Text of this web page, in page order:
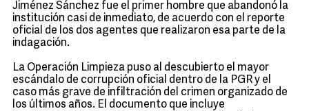
Jiménez Sánchez fue el primer hombre que abandonó la
institución casi de inmediato, de acuerdo con el reporte
oficial de los dos agentes que realizaron esa parte de la
indagación.
La Operación Limpieza puso al descubierto el mayor
escándalo de corrupción oficial dentro de la PGR y el
caso más grave de infiltración del crimen organizado de
los últimos años. El documento que incluye